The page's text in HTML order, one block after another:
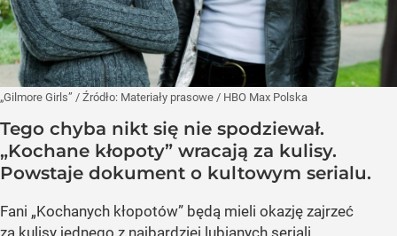
„Gilmore Girls” / Źródło: Materiały prasowe / HBO Max Polska
Tego chyba nikt się nie spodziewał.
„Kochane kłopoty” wracają za kulisy.
Powstaje dokument o kultowym serialu.
Fani „Kochanych kłopotów” będą mieli okazję zajrzeć
za kulisy jednego z najbardziej lubianych seriali